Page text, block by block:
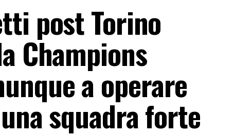
post Torino
Champions
a operare
squadra forte